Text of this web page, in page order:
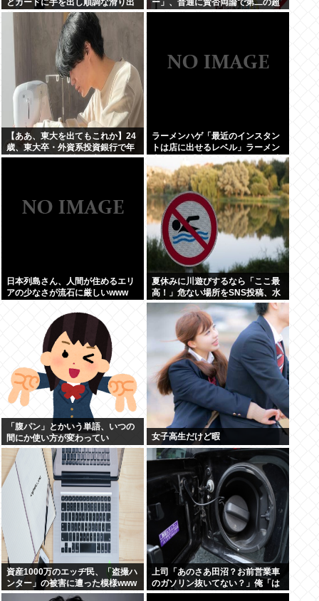
とカードに手を出し順調な滑り出
し
ー」、普通に賛否両論で第二の超
かぐや姫にはなれそうにない
【ああ、東大を出てもこれか】24
歳、東大卒・外資系投資銀行で年
収1100万円の男性を “刺しゅう
ラーメンハゲ「最近のインスタン
トは店に出せるレベル」ラーメン
大好きJK「店とインスタントの良
さは別のベクトル」
日本列島さん、人間が住めるエリ
アの少なさが流石に厳しいwww
夏休みに川遊びするなら「ここ最
高！」危ない場所をSNS投稿、水
難事故が起きたら法的責任を問わ
れる？ 福岡県八女市の星野川
「腹パン」とかいう単語、いつの
間にか使い方が変わってい
た・・・・・
女子高生だけど暇
資産1000万のエッヂ民、「盗撮ハ
ンター」の被害に遭った模様www
上司「あのさあ田沼？お前営業車
のガソリン抜いてない？」俺「は
ぁ？どういうことすか？」上司